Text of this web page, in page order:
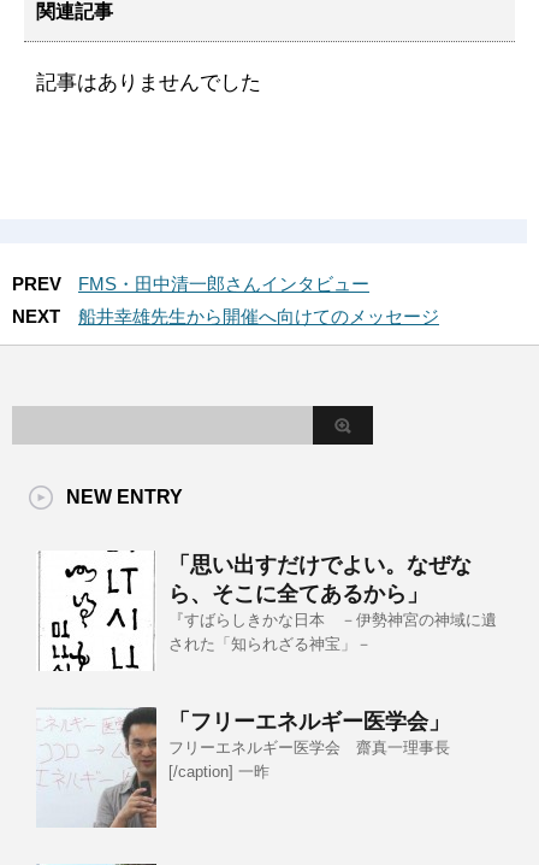
関連記事
記事はありませんでした
PREV
FMS・田中清一郎さんインタビュー
NEXT
船井幸雄先生から開催へ向けてのメッセージ
NEW ENTRY
「思い出すだけでよい。なぜな
ら、そこに全てあるから」
『すばらしきかな日本 －伊勢神宮の神域に遺
された「知られざる神宝」－
「フリーエネルギー医学会」
フリーエネルギー医学会 齋真一理事長
[/caption] 一昨